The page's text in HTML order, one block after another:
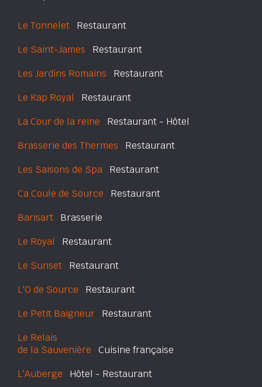
Le Tonnelet Restaurant
Le Saint-James Restaurant
Les Jardins Romains Restaurant
Le Kap Royal Restaurant
La Cour de la reine Restaurant - Hôtel
Brasserie des Thermes Restaurant
Les Saisons de Spa Restaurant
Ca Coule de Source Restaurant
Barisart Brasserie
Le Royal Restaurant
Le Sunset Restaurant
L'O de Source Restaurant
Le Petit Baigneur Restaurant
Le Relais
de la Sauvenière Cuisine française
L'Auberge Hôtel - Restaurant